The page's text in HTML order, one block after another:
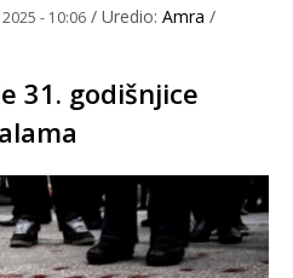
- 10:06 / Uredio: Amra /
31. godišnjice